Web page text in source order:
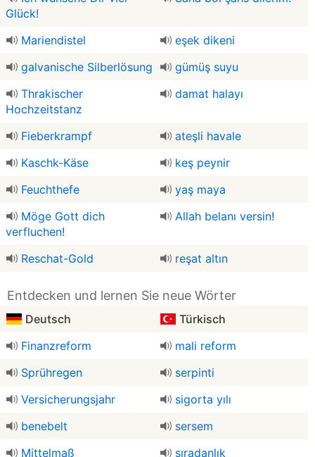
Glück!
Mariendistel
eşek dikeni
galvanische Silberlösung
gümüş suyu
Thrakischer
Hochzeitstanz
damat halayı
Fieberkrampf
ateşli havale
Kaschk-Käse
keş peynir
Feuchthefe
yaş maya
Möge Gott dich
verfluchen!
Allah belanı versin!
Reschat-Gold reşat altın
Entdecken und lernen Sie neue Wörter
Deutsch
Türkisch
Finanzreform
mali reform
Sprühregen
serpinti
Versicherungsjahr
sigorta yılı
benebelt
sersem
Mittelmaß
sıradanlık